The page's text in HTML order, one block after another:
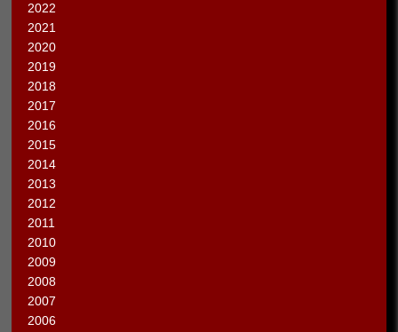
2022
2021
2020
2019
2018
2017
2016
2015
2014
2013
2012
2011
2010
2009
2008
2007
2006